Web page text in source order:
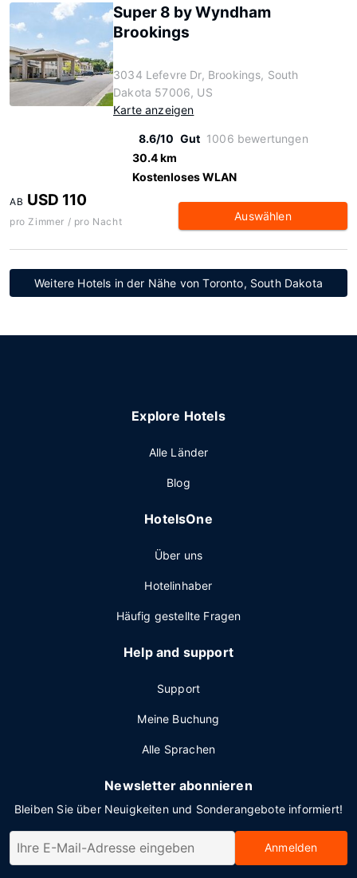
Super 8 by Wyndham
Brookings
3034 Lefevre Dr, Brookings, South
Dakota 57006, US
Karte anzeigen
8.6/10 Gut 1006 bewertungen
30.4 km
Kostenloses WLAN
AB USD 110
pro Zimmer / pro Nacht Auswählen
Weitere Hotels in der Nähe von Toronto, South Dakota
Explore Hotels
Alle Länder
Blog
HotelsOne
Über uns
Hotelinhaber
Häufig gestellte Fragen
Help and support
Support
Meine Buchung
Alle Sprachen
Newsletter abonnieren
Bleiben Sie über Neuigkeiten und Sonderangebote informiert!
Anmelden